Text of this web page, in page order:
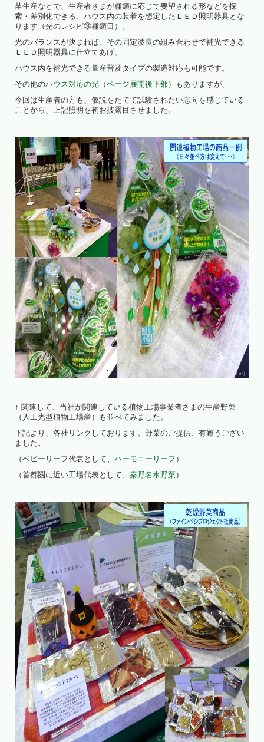
苗生産などで、生産者さまが種類に応じて要望される形などを探
索・差別化できる、ハウス内の装着を想定したＬＥＤ照明器具とな
ります（光のレシピ③種類目）。
光のバランスが決まれば、その固定波長の組み合わせで補光できる
ＬＥＤ照明器具に仕立てあげ、
ハウス内を補光できる量産普及タイプの製造対応も可能です。
その他のハウス対応の光（ページ展開後下部）
もありますが、
今回は生産者の方も、仮説をたてて試験されたい志向を感じている
ことから、上記照明を初お披露目させました。
↑ 関連して、当社が関連している植物工場事業者さまの生産野菜
（人工光型植物工場産）も並べてみました。
下記より、各社リンクしております。野菜のご提供、有難うござい
ました。
（ベビーリーフ代表として、 ハーモニーリーフ ）
（首都圏に近い工場代表として、 秦野名水野菜）